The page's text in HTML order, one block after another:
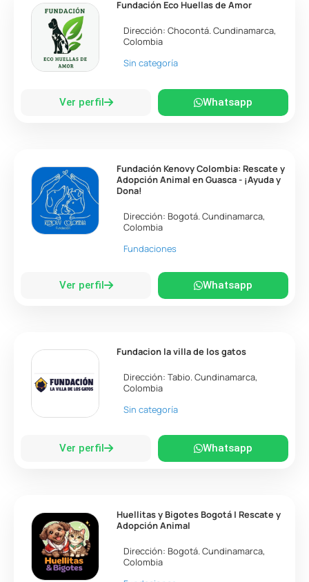
Fundación Eco Huellas de Amor
Dirección:Chocontá.Cundinamarca,
Colombia
Sin categoría
Ver perfil Whatsapp
Fundación Kenovy Colombia: Rescate y
Adopción Animal en Guasca - ¡Ayuda y
Dona!
Dirección: Bogotá.Cundinamarca,
Colombia
Fundaciones
Ver perfil Whatsapp
Fundacion la villa de los gatos
Dirección:Tabio.Cundinamarca,
Colombia
Sin categoría
Ver perfil Whatsapp
Huellitas y Bigotes Bogotá | Rescate y
Adopción Animal
Dirección: Bogotá.Cundinamarca,
Colombia